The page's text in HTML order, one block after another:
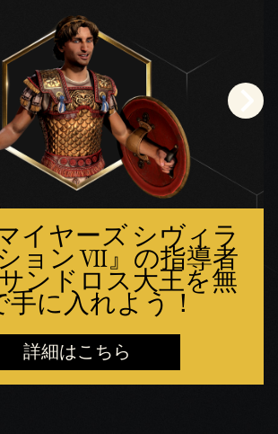
イヤーズ シヴィラ
ョン VII』の指導者
ンドロス大王を無
手に入れよう！
詳細はこちら